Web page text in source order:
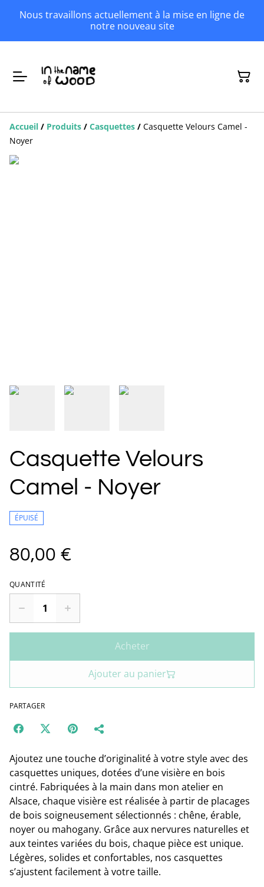
Nous travaillons actuellement à la mise en ligne de
notre nouveau site
Accueil / Produits / Casquettes / Casquette Velours Camel -
Noyer
Casquette Velours
Camel - Noyer
ÉPUISÉ
80,00 €
QUANTITÉ
Acheter
Ajouter au panier
PARTAGER
Ajoutez une touche d’originalité à votre style avec des
casquettes uniques, dotées d’une visière en bois
cintré. Fabriquées à la main dans mon atelier en
Alsace, chaque visière est réalisée à partir de placages
de bois soigneusement sélectionnés : chêne, érable,
noyer ou mahogany. Grâce aux nervures naturelles et
aux teintes variées du bois, chaque pièce est unique.
Légères, solides et confortables, nos casquettes
s’ajustent facilement à votre taille.